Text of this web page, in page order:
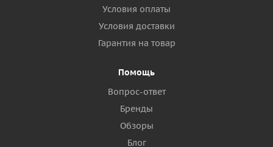
Условия оплаты
Условия доставки
Гарантия на товар
Помощь
Вопрос-ответ
Бренды
Обзоры
Блог